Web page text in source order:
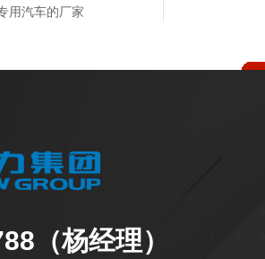
用汽车的厂家
（杨经理）